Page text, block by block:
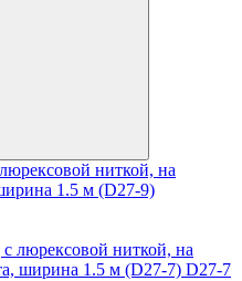
ниткой, на
1.5 м (D27-9)